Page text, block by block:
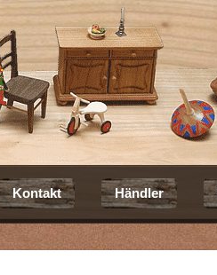
Kontakt Händler